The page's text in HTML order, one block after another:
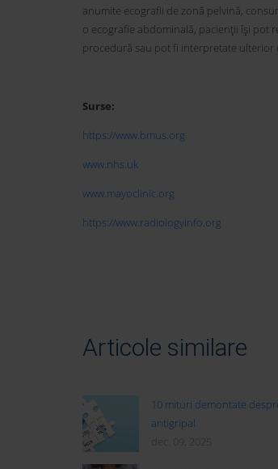
anumite ecografii de zonă pelvină,
o ecografie abdominală, pacienții își pot
procedură sau pot fi interpretate ulterior
Surse:
https://www.bmus.org
www.nhs.uk
www.mayoclinic.org
https://www.radiologyinfo.org
Articole similare
10 mituri demontate
antigripal
dec. 09, 2025